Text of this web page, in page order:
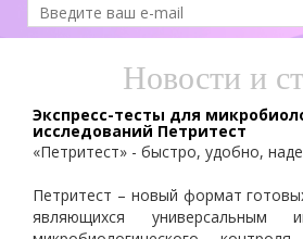
Новости и
Экспресс-тесты для
исследований Петритест
«Петритест» - быстро, удобно,
Петритест – новый формат
являющихся универсальным